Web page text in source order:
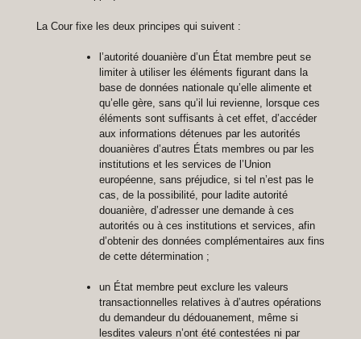
La Cour fixe les deux principes qui suivent :
l’autorité douanière d’un État membrepeut se
limiter à utiliser les éléments figurant dans la
base de données nationalequ’elle alimente et
qu’elle gère, sans qu’il lui revienne, lorsque ces
éléments sont suffisants à cet effet, d’accéder
aux informations détenues par les autorités
douanières d’autres États membres ou par les
institutions et les services de l’Union
européenne, sans préjudice, si tel n’est pas le
cas, de la possibilité, pour ladite autorité
douanière, d’adresser une demande à ces
autorités ou à ces institutions et services, afin
d’obtenir des données complémentaires aux fins
de cette détermination ;
un État membre peut exclure les valeurs
transactionnelles relatives à d’autres opérations
du demandeur du dédouanement, même si
lesdites valeurs n’ont été contestées ni par